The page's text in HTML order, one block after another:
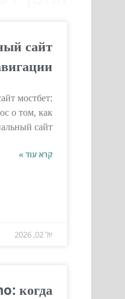
сайт
мостбет:
о том, как
сайт...
קרא עוד »
יול 02, 2026
когда